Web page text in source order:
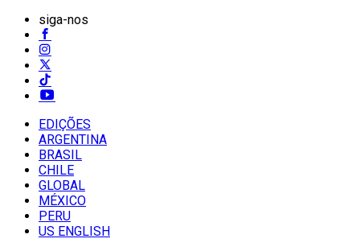
siga-nos
EDIÇÕES
ARGENTINA
BRASIL
CHILE
GLOBAL
MÉXICO
PERU
US ENGLISH